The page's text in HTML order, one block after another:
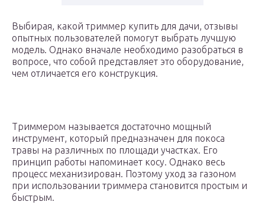
Выбирая, какой триммер купить для дачи, отзывы
опытных пользователей помогут выбрать лучшую
модель. Однако вначале необходимо разобраться в
вопросе, что собой представляет это оборудование,
чем отличается его конструкция.
Триммером называется достаточно мощный
инструмент, который предназначен для покоса
травы на различных по площади участках. Его
принцип работы напоминает косу. Однако весь
процесс механизирован. Поэтому уход за газоном
при использовании триммера становится простым и
быстрым.